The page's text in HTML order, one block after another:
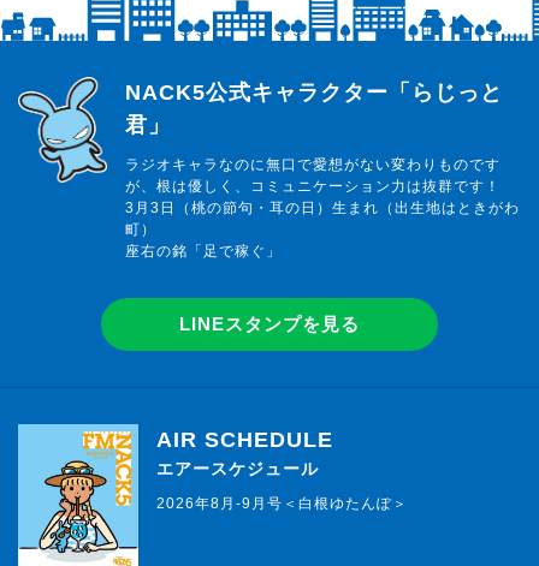
らじっと君
NACK5公式キャラクター「らじっと
君」
ラジオキャラなのに無口で愛想がない変わりものです
が、根は優しく、コミュニケーション力は抜群です！
3月3日（桃の節句・耳の日）生まれ（出生地はときがわ
町）
座右の銘「足で稼ぐ」
LINEスタンプを見る
AIR SCHEDULE
エアースケジュール
2026年8月-9月号＜白根ゆたんぽ＞